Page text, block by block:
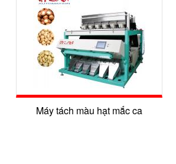
Máy tách màu hạt mắc ca